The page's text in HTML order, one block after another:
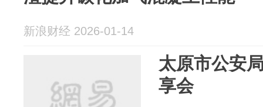
新浪财经 2026-01-14
太原市公安
享会